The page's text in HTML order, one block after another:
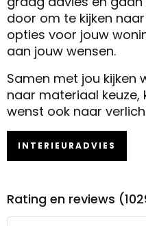
door om te kijken
opties voor jouw
aan jouw wensen.
Samen met jou kijken
naar materiaal keuze,
wenst ook naar
INTERIEURADVIES
Rating en reviews